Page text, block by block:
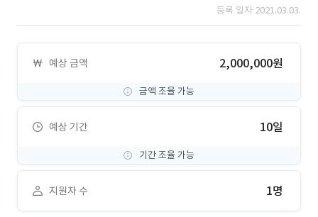
등록 일자 2021.03.03.
예상 금액 2,000,000원
금액 조율 가능
예상 기간 10일
기간 조율 가능
지원자 수 1명